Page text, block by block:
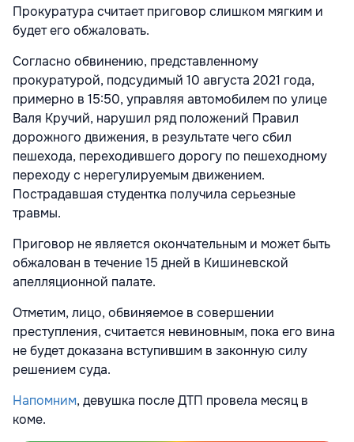
Прокуратура считает приговор слишком мягким и
будет его обжаловать.
Согласно обвинению, представленному
прокуратурой, подсудимый 10 августа 2021 года,
примерно в 15:50, управляя автомобилем по улице
Валя Кручий, нарушил ряд положений Правил
дорожного движения, в результате чего сбил
пешехода, переходившего дорогу по пешеходному
переходу с нерегулируемым движением.
Пострадавшая студентка получила серьезные
травмы.
Приговор не является окончательным и может быть
обжалован в течение 15 дней в Кишиневской
апелляционной палате.
Отметим, лицо, обвиняемое в совершении
преступления, считается невиновным, пока его вина
не будет доказана вступившим в законную силу
решением суда.
Напомним, девушка после ДТП провела месяц в
коме.